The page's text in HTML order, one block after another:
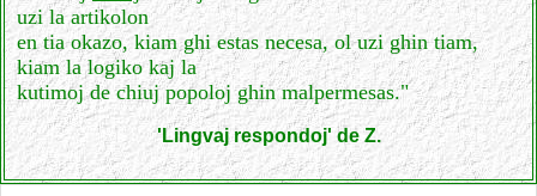
uzi la artikolon
en tia okazo, kiam ghi estas necesa, ol uzi ghin tiam,
kiam la logiko kaj la
kutimoj de chiuj popoloj ghin malpermesas."
'Lingvaj respondoj' de Z.